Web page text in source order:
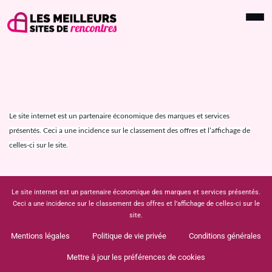
Le site internet est un partenaire économique des marques et services
présentés. Ceci a une incidence sur le classement des offres et l’affichage de
celles-ci sur le site.
Le site internet est un partenaire économique des marques et services présentés.
Ceci a une incidence sur le classement des offres et l’affichage de celles-ci sur le
site.
Mentions légales Politique de vie privée Conditions générales
Mettre à jour les préférences de cookies